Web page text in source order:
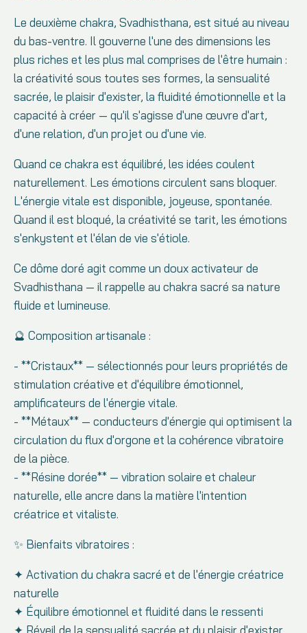
Le deuxième chakra, Svadhisthana, est situé au niveau
du bas-ventre. Il gouverne l'une des dimensions les
plus riches et les plus mal comprises de l'être humain :
la créativité sous toutes ses formes, la sensualité
sacrée, le plaisir d'exister, la fluidité émotionnelle et la
capacité à créer — qu'il s'agisse d'une œuvre d'art,
d'une relation, d'un projet ou d'une vie.
Quand ce chakra est équilibré, les idées coulent
naturellement. Les émotions circulent sans bloquer.
L'énergie vitale est disponible, joyeuse, spontanée.
Quand il est bloqué, la créativité se tarit, les émotions
s'enkystent et l'élan de vie s'étiole.
Ce dôme doré agit comme un doux activateur de
Svadhisthana — il rappelle au chakra sacré sa nature
fluide et lumineuse.
🔮 Composition artisanale :
- **Cristaux** — sélectionnés pour leurs propriétés de
stimulation créative et d'équilibre émotionnel,
amplificateurs de l'énergie vitale.
- **Métaux** — conducteurs d'énergie qui optimisent la
circulation du flux d'orgone et la cohérence vibratoire
de la pièce.
- **Résine dorée** — vibration solaire et chaleur
naturelle, elle ancre dans la matière l'intention
créatrice et vitaliste.
✨ Bienfaits vibratoires :
✦ Activation du chakra sacré et de l'énergie créatrice
naturelle
✦ Équilibre émotionnel et fluidité dans le ressenti
✦ Réveil de la sensualité sacrée et du plaisir d'exister